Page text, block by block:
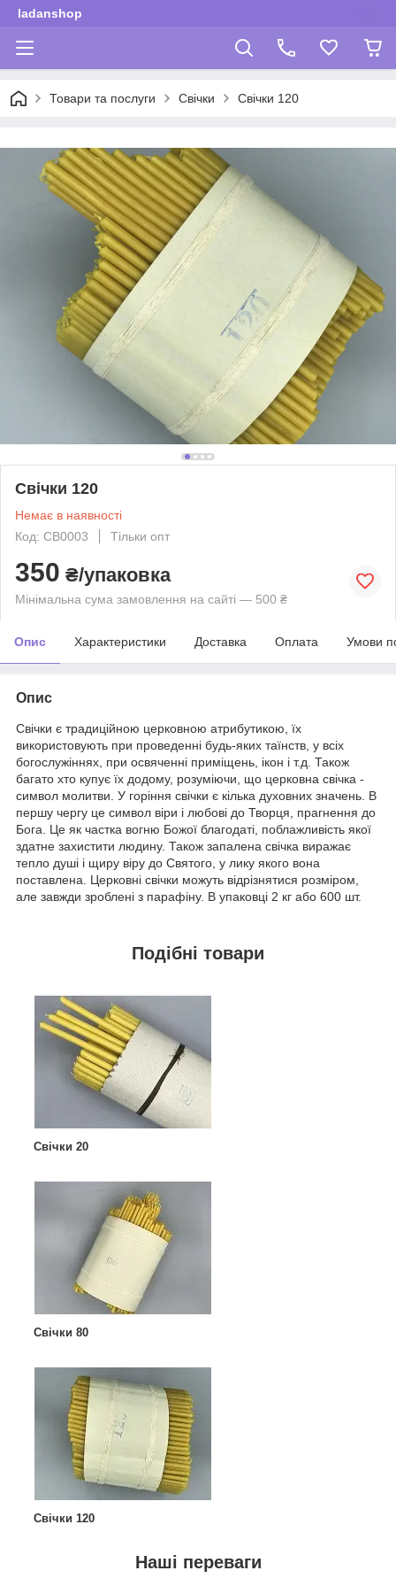
ladanshop
Товари та послуги Свічки Свічки 120
Свічки 120
Немає в наявності
Код: СВ0003
Тільки опт
350 ₴/упаковка
Мінімальна сума замовлення на сайті — 500 ₴
Опис Характеристики Доставка Оплата Умови
Опис
Свічки є традиційною церковною атрибутикою, їх
використовують при проведенні будь-яких таїнств, у всіх
богослужіннях, при освяченні приміщень, ікон і т.д. Також
багато хто купує їх додому, розуміючи, що церковна свічка -
символ молитви. У горіння свічки є кілька духовних значень. В
першу чергу це символ віри і любові до Творця, прагнення до
Бога. Це як частка вогню Божої благодаті, поблажливість якої
здатне захистити людину. Також запалена свічка виражає
тепло душі і щиру віру до Святого, у лику якого вона
поставлена. Церковні свічки можуть відрізнятися розміром,
але завжди зроблені з парафіну. В упаковці 2 кг або 600 шт.
Подібні товари
Свічки 20
Свічки 80
Свічки 120
Наші переваги